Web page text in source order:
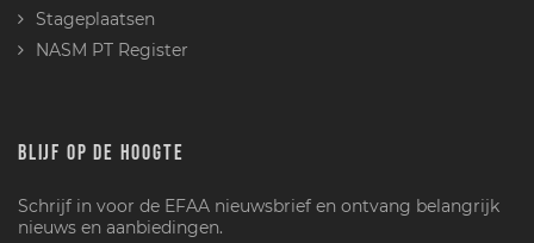
Stageplaatsen
NASM PT Register
BLIJF OP DE HOOGTE
Schrijf in voor de EFAA nieuwsbrief en ontvang belangrijk
nieuws en aanbiedingen.